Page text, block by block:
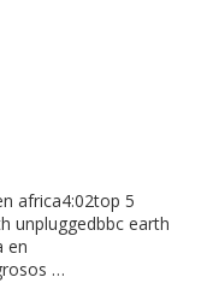
africa4:02top 5
unpluggedbbc earth
en
…